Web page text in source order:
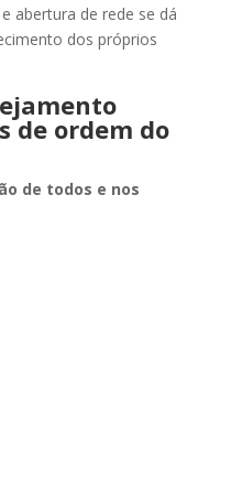
abertura de rede se dá
dos próprios
de ordem do
de todos e nos